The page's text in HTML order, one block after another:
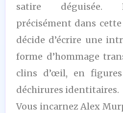
satire déguisée.
précisément dans
décide d’écrire une
forme d’hommage
clins d’œil, en
déchirures identitaires.
Vous incarnez Alex